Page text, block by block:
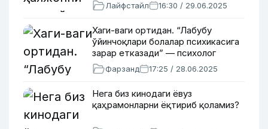
Лайфстайл 16:30 / 29.06.2025
Хаги-ваги ортидан. “Лабубу
ўйинчоқлари болалар психикасига
зарар етказади” — психолог
Фарзанд 17:25 / 28.06.2025
Нега биз кинодаги ёвуз
қаҳрамонларни ёқтириб қоламиз?